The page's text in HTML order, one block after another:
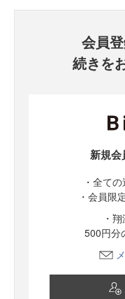
会員
続きを
新規会
・全て
・会員限
・
500円分